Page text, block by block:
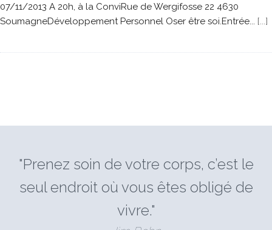
07/11/2013 A 20h, à la ConviRue de Wergifosse 22 4630
SoumagneDéveloppement Personnel Oser être soi.Entrée... [...]
"Prenez soin de votre corps, c’est le
seul endroit où vous êtes obligé de
vivre."